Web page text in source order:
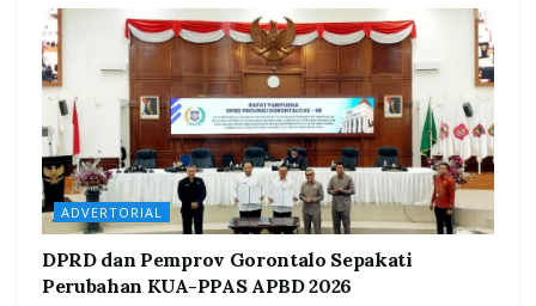
ADVERTORIAL
DPRD dan Pemprov Gorontalo Sepakati
Perubahan KUA-PPAS APBD 2026